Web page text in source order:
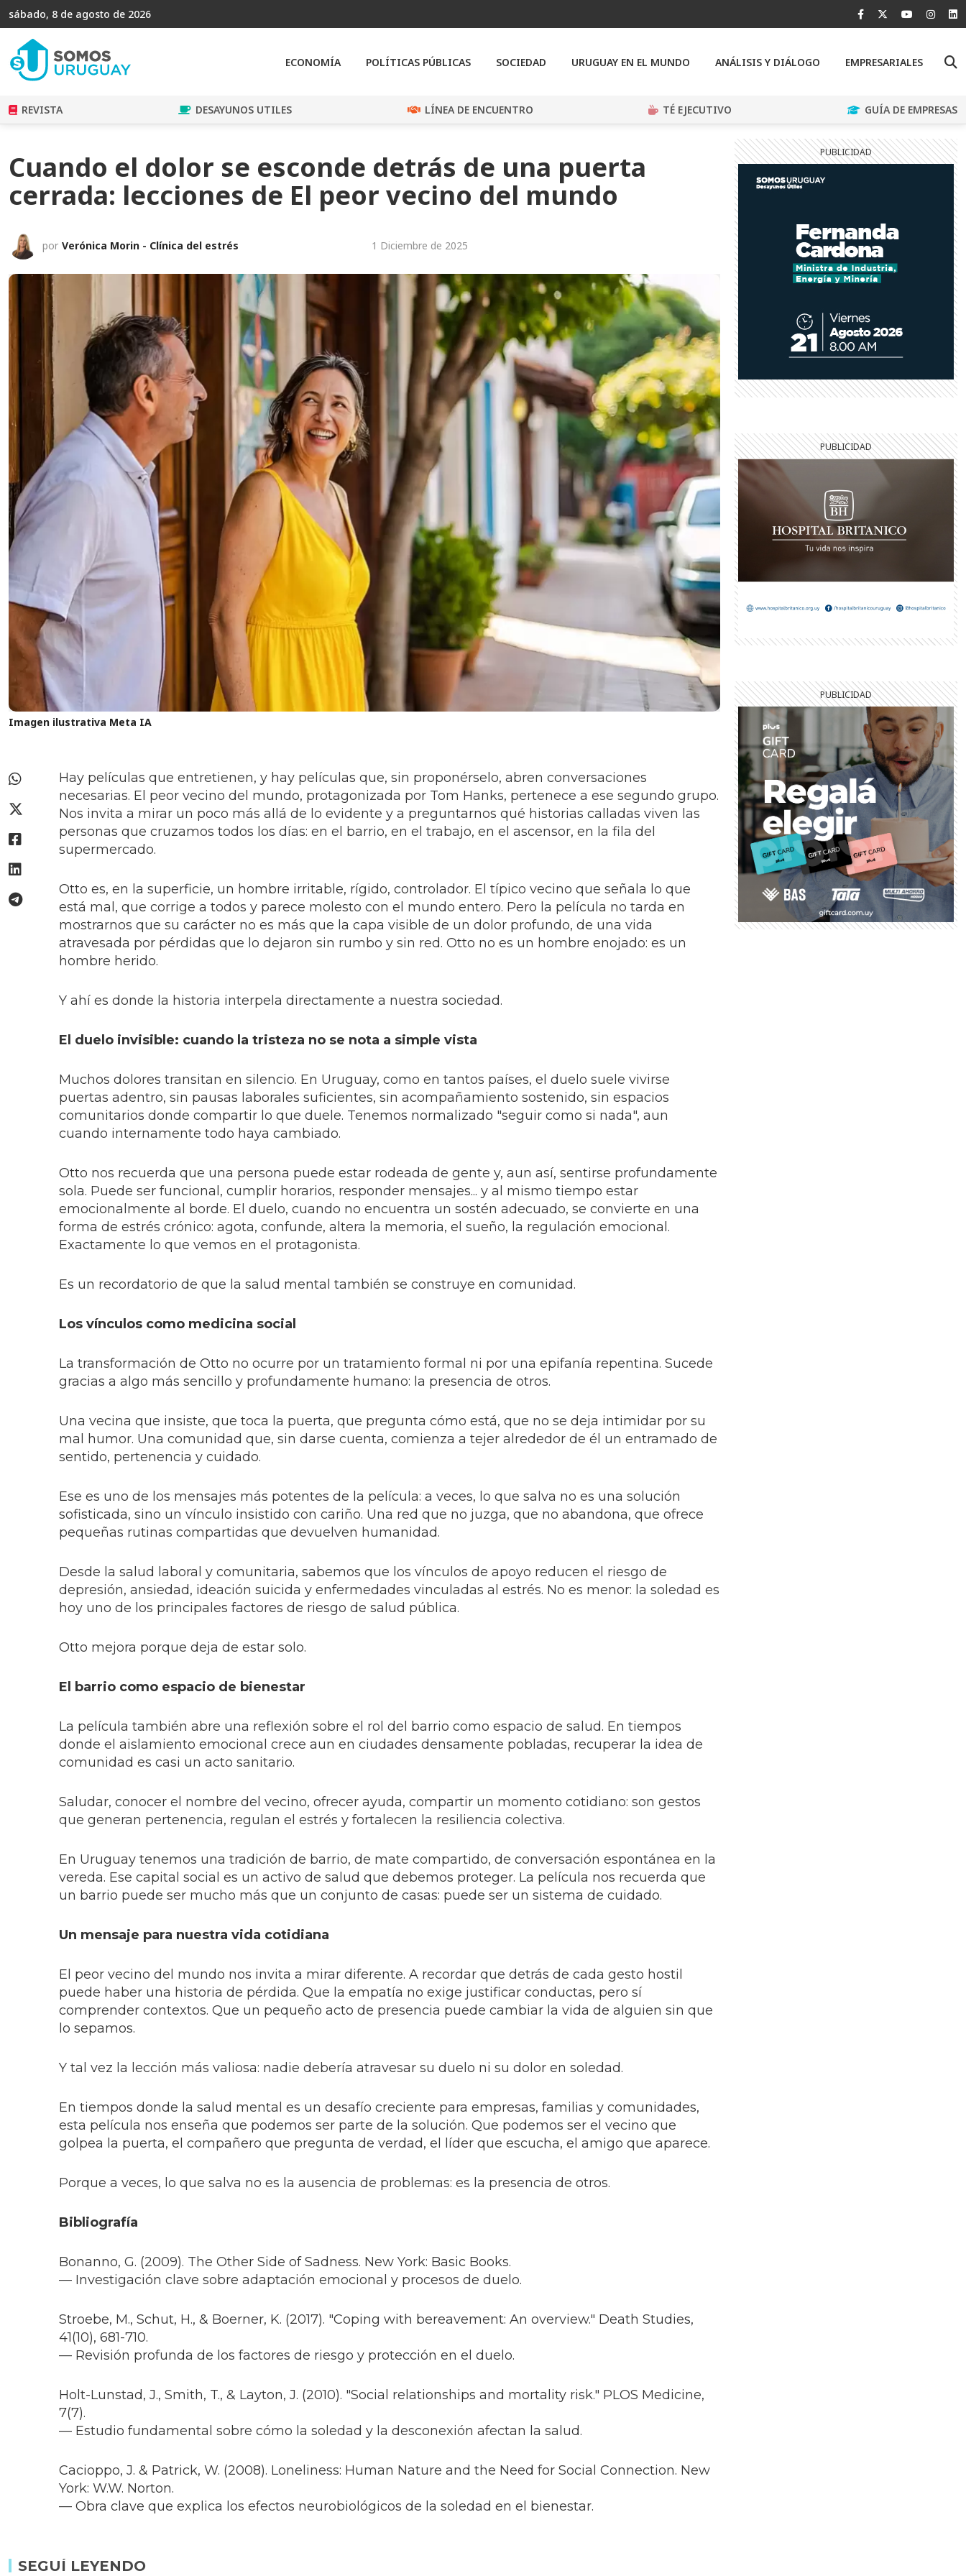
sábado, 8 de agosto de 2026
ECONOMÍA POLÍTICAS PÚBLICAS SOCIEDAD URUGUAY EN EL MUNDO ANÁLISIS Y DIÁLOGO EMPRESARIALES
REVISTA DESAYUNOS UTILES LÍNEA DE ENCUENTRO TÉ EJECUTIVO GUÍA DE EMPRESAS
Cuando el dolor se esconde detrás de una puerta
cerrada: lecciones de El peor vecino del mundo
por Verónica Morin - Clínica del estrés 1 Diciembre de 2025
Imagen ilustrativa Meta IA
Hay películas que entretienen, y hay películas que, sin proponérselo, abren conversaciones
necesarias. El peor vecino del mundo, protagonizada por Tom Hanks, pertenece a ese segundo grupo.
Nos invita a mirar un poco más allá de lo evidente y a preguntarnos qué historias calladas viven las
personas que cruzamos todos los días: en el barrio, en el trabajo, en el ascensor, en la fila del
supermercado.
Otto es, en la superficie, un hombre irritable, rígido, controlador. El típico vecino que señala lo que
está mal, que corrige a todos y parece molesto con el mundo entero. Pero la película no tarda en
mostrarnos que su carácter no es más que la capa visible de un dolor profundo, de una vida
atravesada por pérdidas que lo dejaron sin rumbo y sin red. Otto no es un hombre enojado: es un
hombre herido.
Y ahí es donde la historia interpela directamente a nuestra sociedad.
El duelo invisible: cuando la tristeza no se nota a simple vista
Muchos dolores transitan en silencio. En Uruguay, como en tantos países, el duelo suele vivirse
puertas adentro, sin pausas laborales suficientes, sin acompañamiento sostenido, sin espacios
comunitarios donde compartir lo que duele. Tenemos normalizado "seguir como si nada", aun
cuando internamente todo haya cambiado.
Otto nos recuerda que una persona puede estar rodeada de gente y, aun así, sentirse profundamente
sola. Puede ser funcional, cumplir horarios, responder mensajes... y al mismo tiempo estar
emocionalmente al borde. El duelo, cuando no encuentra un sostén adecuado, se convierte en una
forma de estrés crónico: agota, confunde, altera la memoria, el sueño, la regulación emocional.
Exactamente lo que vemos en el protagonista.
Es un recordatorio de que la salud mental también se construye en comunidad.
Los vínculos como medicina social
La transformación de Otto no ocurre por un tratamiento formal ni por una epifanía repentina. Sucede
gracias a algo más sencillo y profundamente humano: la presencia de otros.
Una vecina que insiste, que toca la puerta, que pregunta cómo está, que no se deja intimidar por su
mal humor. Una comunidad que, sin darse cuenta, comienza a tejer alrededor de él un entramado de
sentido, pertenencia y cuidado.
Ese es uno de los mensajes más potentes de la película: a veces, lo que salva no es una solución
sofisticada, sino un vínculo insistido con cariño. Una red que no juzga, que no abandona, que ofrece
pequeñas rutinas compartidas que devuelven humanidad.
Desde la salud laboral y comunitaria, sabemos que los vínculos de apoyo reducen el riesgo de
depresión, ansiedad, ideación suicida y enfermedades vinculadas al estrés. No es menor: la soledad es
hoy uno de los principales factores de riesgo de salud pública.
Otto mejora porque deja de estar solo.
El barrio como espacio de bienestar
La película también abre una reflexión sobre el rol del barrio como espacio de salud. En tiempos
donde el aislamiento emocional crece aun en ciudades densamente pobladas, recuperar la idea de
comunidad es casi un acto sanitario.
Saludar, conocer el nombre del vecino, ofrecer ayuda, compartir un momento cotidiano: son gestos
que generan pertenencia, regulan el estrés y fortalecen la resiliencia colectiva.
En Uruguay tenemos una tradición de barrio, de mate compartido, de conversación espontánea en la
vereda. Ese capital social es un activo de salud que debemos proteger. La película nos recuerda que
un barrio puede ser mucho más que un conjunto de casas: puede ser un sistema de cuidado.
Un mensaje para nuestra vida cotidiana
El peor vecino del mundo nos invita a mirar diferente. A recordar que detrás de cada gesto hostil
puede haber una historia de pérdida. Que la empatía no exige justificar conductas, pero sí
comprender contextos. Que un pequeño acto de presencia puede cambiar la vida de alguien sin que
lo sepamos.
Y tal vez la lección más valiosa: nadie debería atravesar su duelo ni su dolor en soledad.
En tiempos donde la salud mental es un desafío creciente para empresas, familias y comunidades,
esta película nos enseña que podemos ser parte de la solución. Que podemos ser el vecino que
golpea la puerta, el compañero que pregunta de verdad, el líder que escucha, el amigo que aparece.
Porque a veces, lo que salva no es la ausencia de problemas: es la presencia de otros.
Bibliografía
Bonanno, G. (2009). The Other Side of Sadness. New York: Basic Books.
— Investigación clave sobre adaptación emocional y procesos de duelo.
Stroebe, M., Schut, H., & Boerner, K. (2017). "Coping with bereavement: An overview." Death Studies,
41(10), 681-710.
— Revisión profunda de los factores de riesgo y protección en el duelo.
Holt-Lunstad, J., Smith, T., & Layton, J. (2010). "Social relationships and mortality risk." PLOS Medicine,
7(7).
— Estudio fundamental sobre cómo la soledad y la desconexión afectan la salud.
Cacioppo, J. & Patrick, W. (2008). Loneliness: Human Nature and the Need for Social Connection. New
York: W.W. Norton.
— Obra clave que explica los efectos neurobiológicos de la soledad en el bienestar.
SEGUÍ LEYENDO